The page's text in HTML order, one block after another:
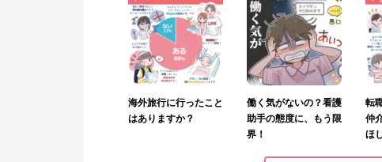
海外旅行に行ったこと
はありますか？
働く気がないの？看護
助手の態度に、もう限
界！
転
仲
ほ